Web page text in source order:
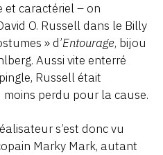
et caractériel – on
O. Russell dans le Billy
» d’Entourage, bijou
Aussi vite enterré
Russell était
perdu pour la cause.
s’est donc vu
Marky Mark, autant